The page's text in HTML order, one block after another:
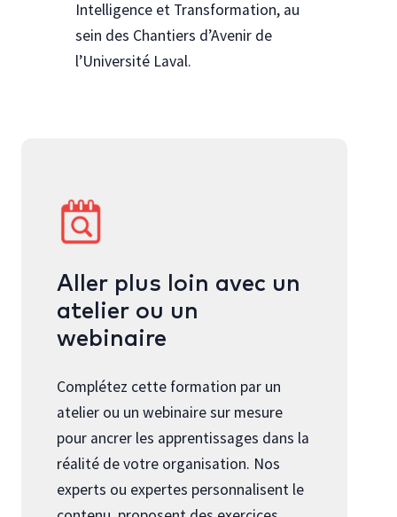
Intelligence et Transformation, au
sein des Chantiers d’Avenir de
l’Université Laval.
Aller plus loin avec un
atelier ou un
webinaire
Complétez cette formation par un
atelier ou un webinaire sur mesure
pour ancrer les apprentissages dans la
réalité de votre organisation. Nos
experts ou expertes personnalisent le